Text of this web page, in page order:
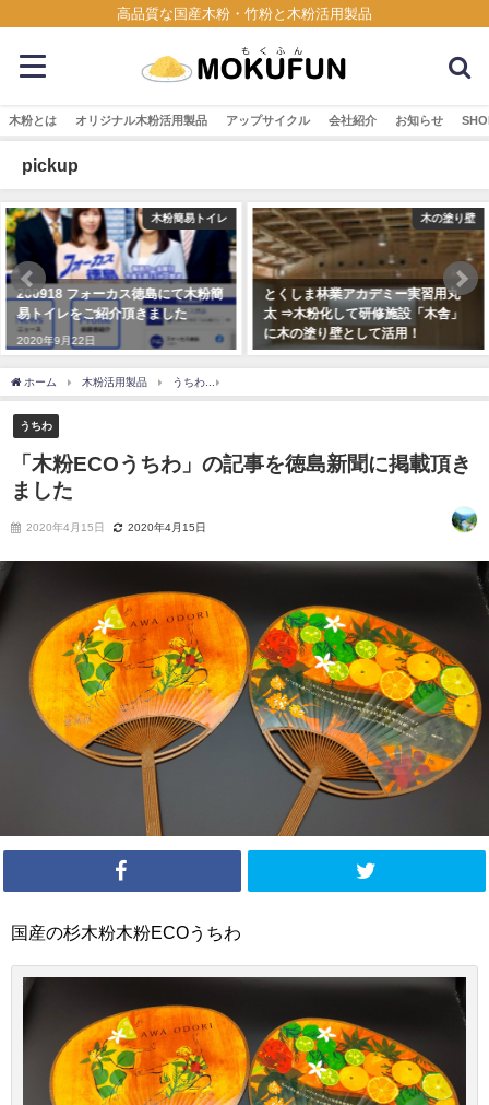
高品質な国産木粉・竹粉と木粉活用製品
木粉とは オリジナル木粉活用製品 アップサイクル 会社紹介 お知らせ
pickup
粉簡易トイレ
て木粉簡
した
木の塗り壁
とくしま林業アカデミー実習用丸
太 ⇒木粉化して研修施設「木舎」
に木の塗り壁として活用！
ゆめタウン徳島のLoft
活用したグッズ販売中
2021年8月15日
ホーム 木粉活用製品 うちわ
うちわ
「木粉ECOうちわ」の記事を徳島新聞に掲載頂き
ました
2020年4月15日 2020年4月15日
国産の杉木粉木粉ECOうちわ